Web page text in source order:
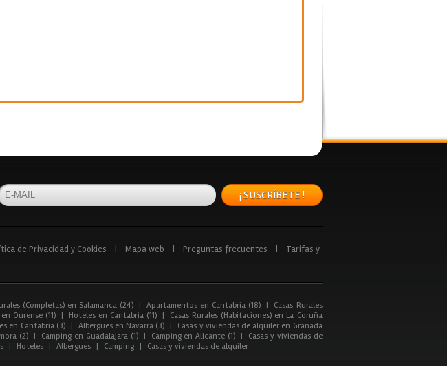
¡ SUSCRÍBETE !
de Privacidad y Cookies Mapa web Preguntas frecuentes
Tarifas y
(Completas) en Salamanca (24) | Apartamentos en Cantabria (18) |
Casas Rurales
Ourense (11) | Hoteles en Cantabria (11) |
Casas Rurales (Habitaciones) en La Coruña
en Cantabria (3) | Albergues en Navarra (3) |
Casas y viviendas de alquiler en Granada
(2) | Camping en Guadalajara (1) | Camping en Alicante (1) |
Casas y viviendas de
| Hoteles | Albergues | Camping | Casas y viviendas de alquiler